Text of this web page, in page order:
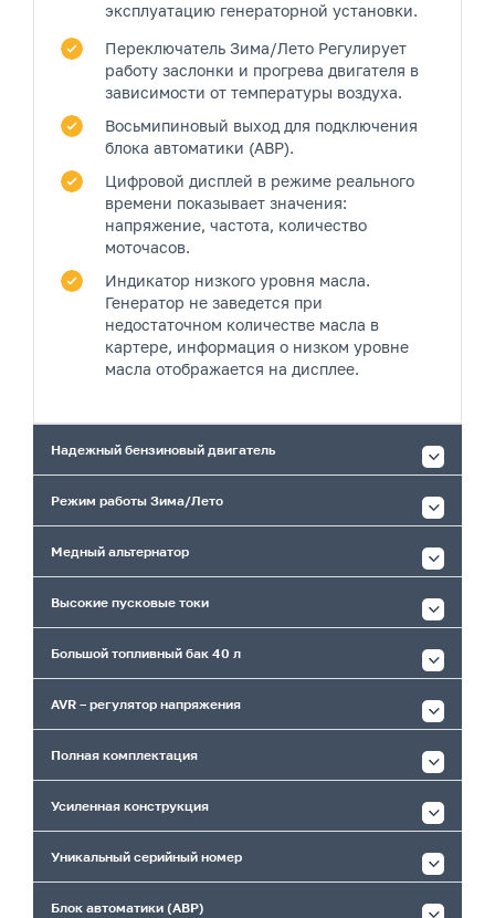
эксплуатацию генераторной установки.
Переключатель Зима/Лето Регулирует
работу заслонки и прогрева двигателя в
зависимости от температуры воздуха.
Восьмипиновый выход для подключения
блока автоматики (АВР).
Цифровой дисплей в режиме реального
времени показывает значения:
напряжение, частота, количество
моточасов.
Индикатор низкого уровня масла.
Генератор не заведется при
недостаточном количестве масла в
картере, информация о низком уровне
масла отображается на дисплее.
Надежный бензиновый двигатель
Режим работы Зима/Лето
Медный альтернатор
Высокие пусковые токи
Большой топливный бак 40 л
AVR – регулятор напряжения
Полная комплектация
Усиленная конструкция
Уникальный серийный номер
Блок автоматики (АВР)